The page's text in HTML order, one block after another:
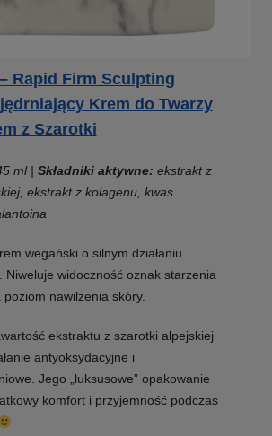
Rapid Firm Sculpting
Krem do Twarzy
z Szarotki
ml | Składniki aktywne: ekstrakt z
ekstrakt z kolagenu, kwas
wegański o silnym działaniu
Niweluje widoczność oznak starzenia
nawilżenia skóry.
ekstraktu z szarotki alpejskiej
antyoksydacyjne i
Jego „luksusowe” opakowanie
komfort i przyjemność podczas